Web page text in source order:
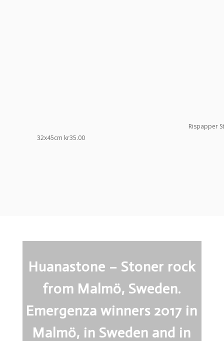
Rispapper
32x45cm kr35.00
Huanastone – Stoner rock
from Malmö, Sweden.
Emergenza winners 2017 in
Malmö, in Sweden and in